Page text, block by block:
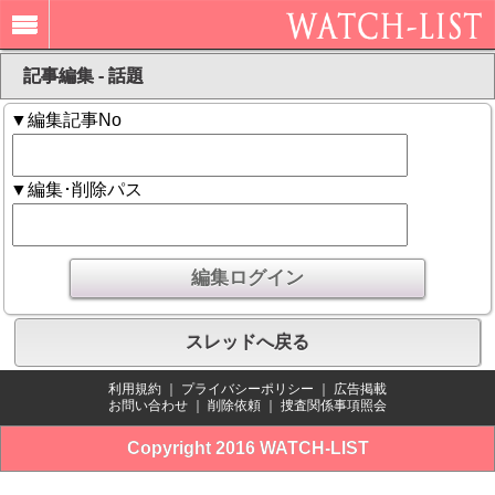
記事編集 - 話題
▼編集記事No
▼編集･削除パス
スレッドへ戻る
利用規約 プライバシーポリシー
広告掲載
お問い合わせ
削除依頼 捜査関係事項照会
Copyright 2016 WATCH-LIST